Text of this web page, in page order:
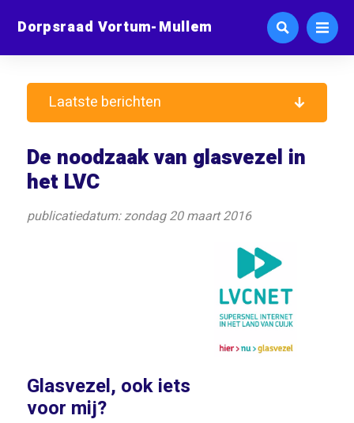
Dorpsraad Vortum-Mullem
De noodzaak van glasvezel in
het LVC
publicatiedatum: zondag 20 maart 2016
Glasvezel, ook iets
voor mij?
Laatste berichten